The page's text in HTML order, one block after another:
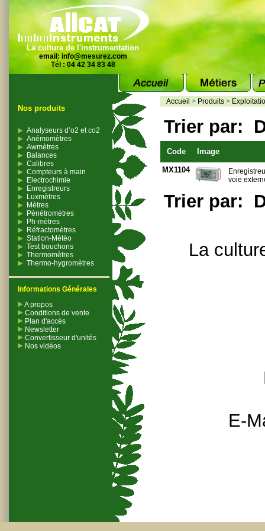
La culture de l'instrumentation
email: info@mesurez.com
Tél : 04 42 34 83 48
Nos produits
Analyseurs d’o2 et co2
Anémomètres
Awmètres
Balances
Calibres
Compteurs à main
Electrochimie
Enregistreurs
Luxmètres
Mètres
Pénétromètres
Ph-mètres
Réfractomètres
Station-Météo
Test bouchons
Thermomètres
Thermo-hygromètres
Informations Générales
A propos
Conditions de vente
Plan d'accès
Newsletter
Convertisseur d'unités
Nos vidéos
Accueil > Produits >
Trier par:
Code Image
MX1104
voie
Trier par:
La
E-